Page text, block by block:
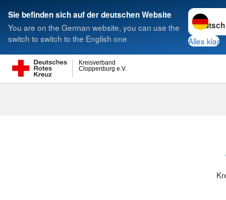
Sie befinden sich auf der deutschen Website
You are on the German website, you can use the
switch to switch to the English one
Sprache
Alles klar
Cloppenburg e.V.
Kreisverband
Suche